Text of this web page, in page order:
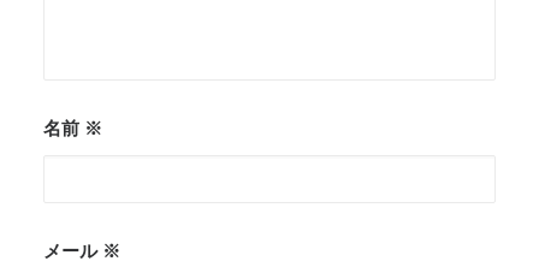
名前 ※
メール ※